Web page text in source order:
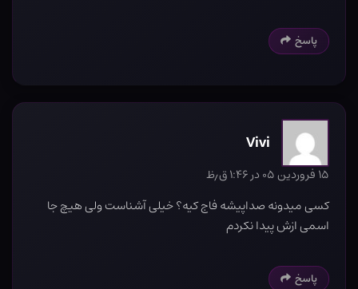
پاسخ
Vivi
۱۵ فروردین ۰۵ در ۱:۴۶ ق٫ظ
کسی میدونه صداپیشه فاج کیه؟ خیلی آشناست ولی هیچ جا
اسمی ازش پیدا نکردم
پاسخ